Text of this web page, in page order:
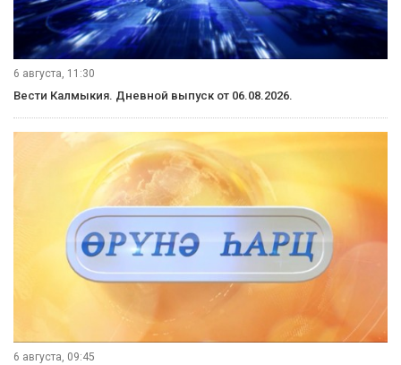
6 августа, 11:30
Вести Калмыкия. Дневной выпуск от 06.08.2026.
6 августа, 09:45